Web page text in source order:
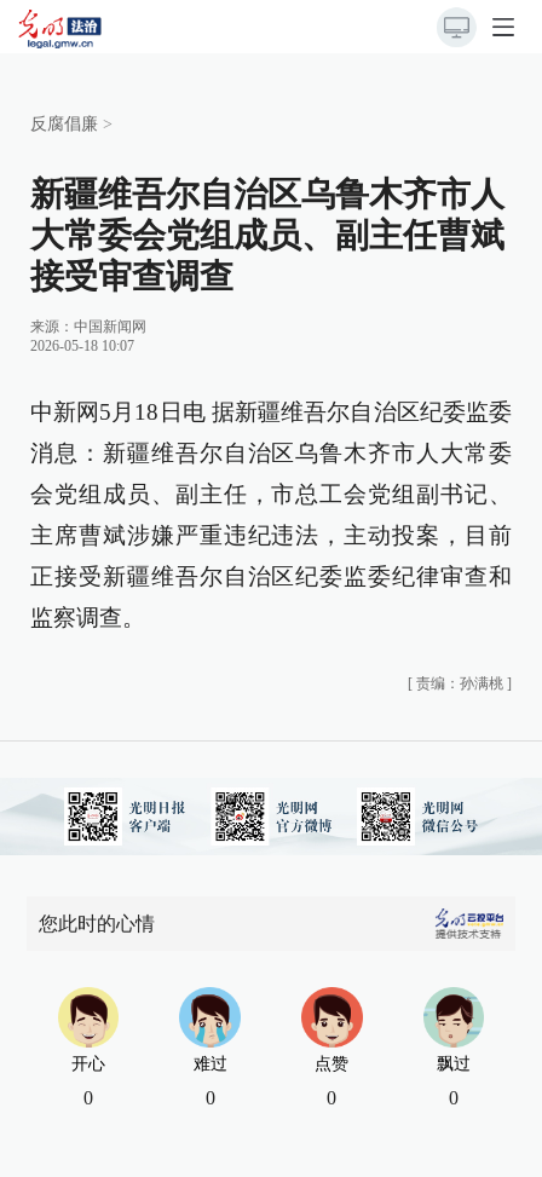
反腐倡廉 >
新疆维吾尔自治区乌鲁木齐市人
大常委会党组成员、副主任曹斌
接受审查调查
来源： 中国新闻网
2026-05-18 10:07
中新网5月18日电 据新疆维吾尔自治区纪委监委
消息：新疆维吾尔自治区乌鲁木齐市人大常委
会党组成员、副主任，市总工会党组副书记、
主席曹斌涉嫌严重违纪违法，主动投案，目前
正接受新疆维吾尔自治区纪委监委纪律审查和
监察调查。
[ 责编：孙满桃 ]
您此时的心情
开心
0
难过
0
点赞
0
飘过
0